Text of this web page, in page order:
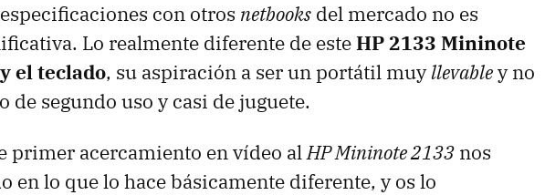
con otros netbooks del mercado no es
Lo realmente diferente de esteHP 2133 Mininote
el teclado, su aspiración a ser un portátil muyllevabley no
de segundo uso y casi de juguete.
primer acercamiento en vídeo alHP Mininote 2133 nos
en lo que lo hace básicamente diferente, y os lo